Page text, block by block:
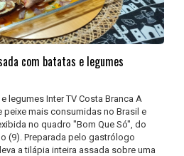
com batatas e legumes
legumes Inter TV Costa Branca A
mais consumidas no Brasil e
no quadro "Bom Que Só", do
(9). Preparada pelo gastrólogo
a tilápia inteira assada sobre uma